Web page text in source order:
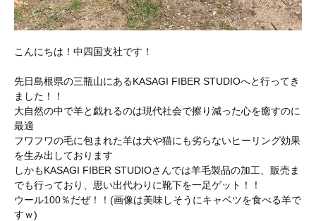
こんにちは！中四国支社です！
先日島根県の三瓶山にあるKASAGI FIBER STUDIOへと行ってき
ました！！
大自然の中で羊と戯れるのは現代社会で擦り減った心を癒すのに
最適
フワフワの毛に包まれた羊は犬や猫にも劣らないヒーリング効果
を生み出しております
しかもKASAGI FIBER STUDIOさんでは羊毛製品の加工、販売ま
でも行っており、思い出代わりに靴下を一足ゲット！！
ウール100％だぜ！！(画像は美味しそうにキャベツを食べる羊で
すｗ)